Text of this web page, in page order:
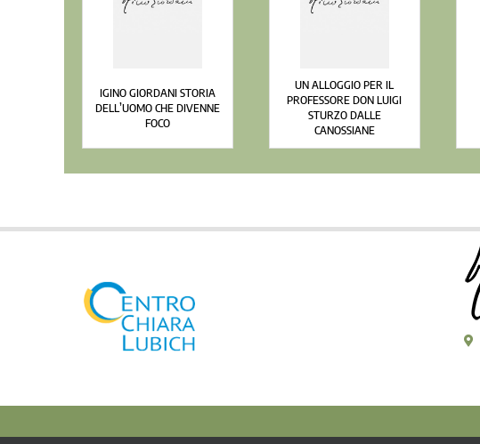
IGINO GIORDANI STORIA
DELL’UOMO CHE DIVENNE
FOCO
UN ALLOGGIO PER IL
PROFESSORE DON LUIGI
STURZO DALLE
CANOSSIANE